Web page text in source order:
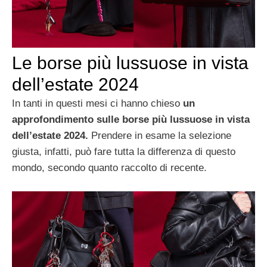
Le borse più lussuose in vista
dell’estate 2024
In tanti in questi mesi ci hanno chieso un
approfondimento sulle borse più lussuose in vista
dell’estate 2024. Prendere in esame la selezione
giusta, infatti, può fare tutta la differenza di questo
mondo, secondo quanto raccolto di recente.